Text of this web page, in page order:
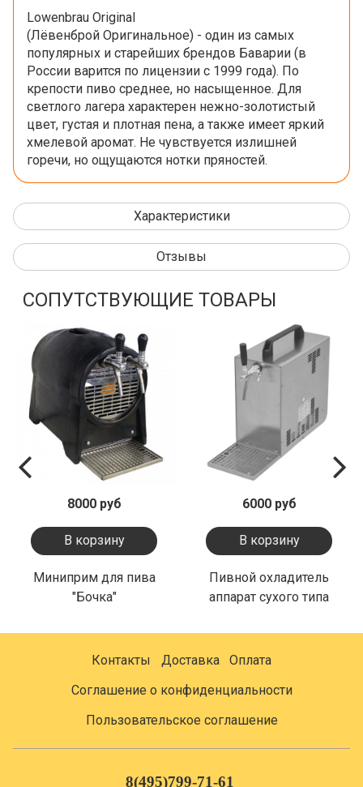
Lowenbrau Original
(Лёвенброй Оригинальное) - один из самых
популярных и старейших брендов Баварии (в
России варится по лицензии с 1999 года). По
крепости пиво среднее, но насыщенное. Для
светлого лагера характерен нежно-золотистый
цвет, густая и плотная пена, а также имеет яркий
хмелевой аромат. Не чувствуется излишней
горечи, но ощущаются нотки пряностей.
Характеристики
Отзывы
СОПУТСТВУЮЩИЕ ТОВАРЫ
8000 руб
В корзину
Миниприм для пива
"Бочка"
6000 руб
В корзину
Пивной охладитель
аппарат сухого типа
Контакты Доставка
Оплата
Соглашение о конфиденциальности
Пользовательское соглашение
8(495)799-71-61